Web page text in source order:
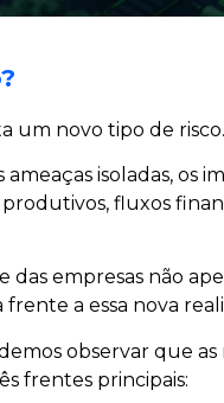
um novo tipo de risco.
isoladas, os
fluxos
das empresas não
a essa nova
observar que
frentes principais: